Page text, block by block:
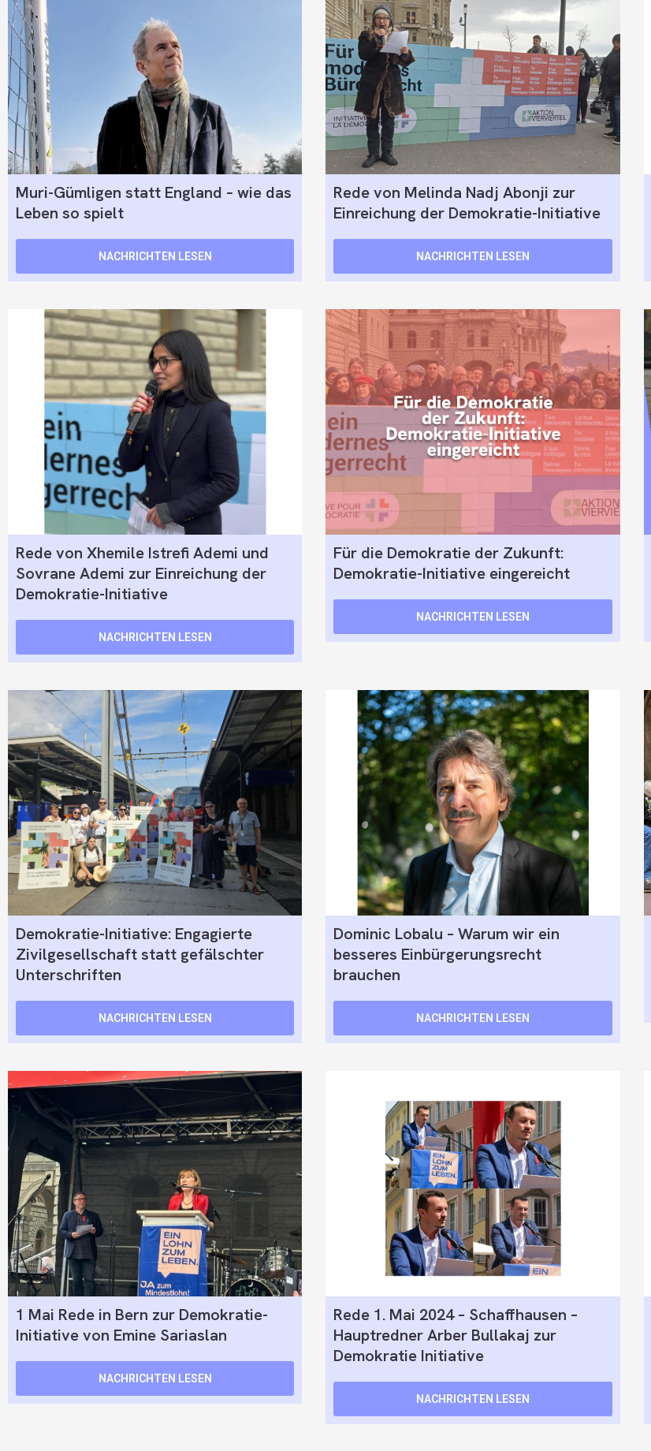
Muri-Gümligen statt England – wie das
Leben so spielt
NACHRICHTEN LESEN
Rede von Melinda Nadj Abonji zur
Einreichung der Demokratie-Initiative
NACHRICHTEN LESEN
Rede von Xhemile Istrefi Ademi und
Sovrane Ademi zur Einreichung der
Demokratie-Initiative
NACHRICHTEN LESEN
Für die Demokratie der Zukunft:
Demokratie-Initiative eingereicht
NACHRICHTEN LESEN
Demokratie-Initiative: Engagierte
Zivilgesellschaft statt gefälschter
Unterschriften
NACHRICHTEN LESEN
Dominic Lobalu – Warum wir ein
besseres Einbürgerungsrecht
brauchen
NACHRICHTEN LESEN
1 Mai Rede in Bern zur Demokratie-
Initiative von Emine Sariaslan
NACHRICHTEN LESEN
Rede 1. Mai 2024 – Schaffhausen –
Hauptredner Arber Bullakaj zur
Demokratie Initiative
NACHRICHTEN LESEN